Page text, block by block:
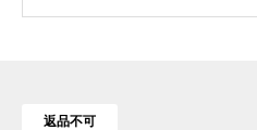
返品不可